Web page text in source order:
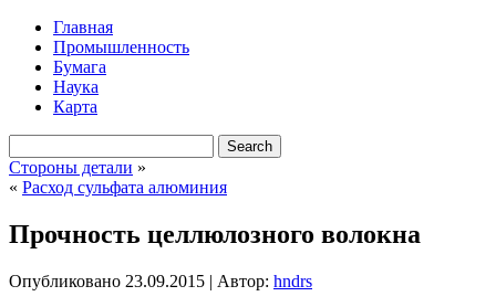
Главная
Промышленность
Бумага
Наука
Карта
Стороны детали »
« Расход сульфата алюминия
Прочность целлюлозного волокна
Опубликовано 23.09.2015 | Автор: hndrs